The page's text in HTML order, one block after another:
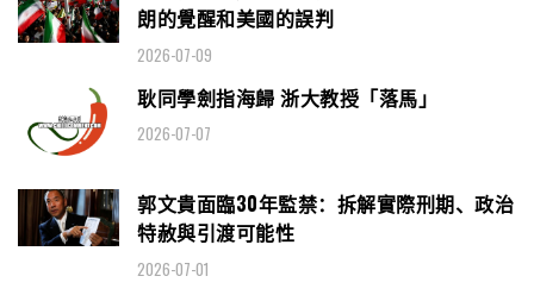
朗的覺醒和美國的誤判
2026-07-09
耿同學劍指海歸 浙大教授「落馬」
2026-07-07
郭文貴面臨30年監禁：拆解實際刑期、政治
特赦與引渡可能性
2026-07-01